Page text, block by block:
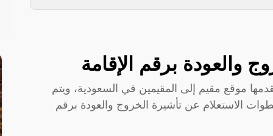
والعودة برقم الإقامة
موقع مقيم إلى المقيمين في السعودية، ويتم
الاستعلام عن تأشيرة الخروج والعودة برقم